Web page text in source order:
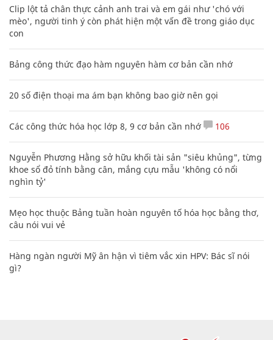
Clip lột tả chân thực cảnh anh trai và em gái như 'chó với
mèo', người tinh ý còn phát hiện một vấn đề trong giáo dục
con
Bảng công thức đạo hàm nguyên hàm cơ bản cần nhớ
20 số điện thoại ma ám bạn không bao giờ nên gọi
Các công thức hóa học lớp 8, 9 cơ bản cần nhớ 106
Nguyễn Phương Hằng sở hữu khối tài sản "siêu khủng", từng
khoe sổ đỏ tính bằng cân, mắng cựu mẫu 'không có nổi
nghìn tỷ'
Mẹo học thuộc Bảng tuần hoàn nguyên tố hóa học bằng thơ,
câu nói vui vẻ
Hàng ngàn người Mỹ ân hận vì tiêm vắc xin HPV: Bác sĩ nói
gì?